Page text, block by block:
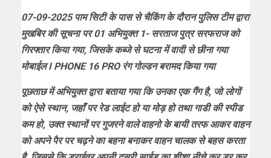
07-09-2025 पाम सिटी के पास से चैकिंग के दौरान पुलिस टीम द्वारा
मुखबिर की सूचना पर 01 अभियुक्त 1- सरताज पुत्र सरफराज को
गिरफ्तार किया गया, जिसके कब्जे से घटना में वादी से छीना गया
मोबाईल I PHONE 16 PRO रंग गोल्डन बरामद किया गया
पूछताछ में अभियुक्त द्वारा बताया गया कि उनका एक गैंग है, जो लोगों
को ऐसे स्थान, जहाँ पर रेड लाईट हो या मोड़ हो तथा गाडी की स्पीड
कम हो, उक्त स्थानों पर गुजरने वाले वाहनो के बायी तरफ आकर वाहन
को अपने पैर पर चढ़ने का बहना बनाकर वाहन चालक से बहस करता